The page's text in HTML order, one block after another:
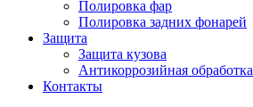
Полировка фар
Полировка задних фонарей
Защита
Защита кузова
Антикоррозийная обработка
Контакты